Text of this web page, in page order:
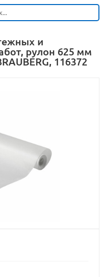
и
рулон 625 мм
116372